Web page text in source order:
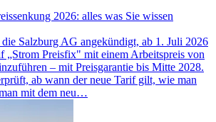
2026: alles was Sie wissen
Salzburg AG angekündigt, ab 1. Juli 2026
„Strom Preisfix" mit einem Arbeitspreis von
– mit Preisgarantie bis Mitte 2028.
ab wann der neue Tarif gilt, wie man
mit dem neu…